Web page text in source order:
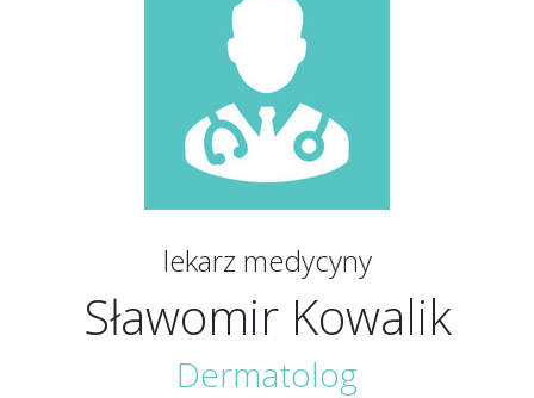
lekarz medycyny
Sławomir Kowalik
Dermatolog